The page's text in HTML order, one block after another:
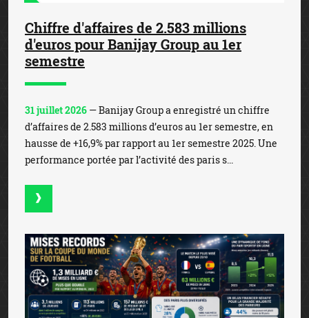
Chiffre d'affaires de 2.583 millions
d'euros pour Banijay Group au 1er
semestre
31 juillet 2026 — Banijay Group a enregistré un chiffre
d’affaires de 2.583 millions d’euros au 1er semestre, en
hausse de +16,9% par rapport au 1er semestre 2025. Une
performance portée par l’activité des paris s...